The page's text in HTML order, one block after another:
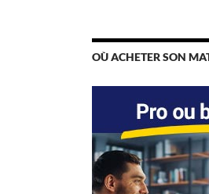
OÙ ACHETER SON